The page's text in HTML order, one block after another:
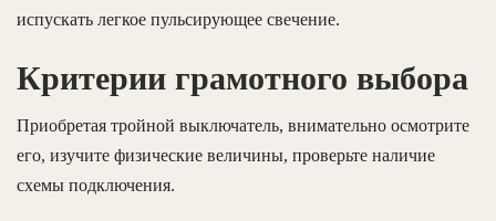
испускать легкое пульсирующее свечение.
Критерии грамотного выбора
Приобретая тройной выключатель, внимательно осмотрите
его, изучите физические величины, проверьте наличие
схемы подключения.